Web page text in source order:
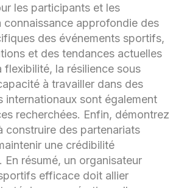
les participants et les
connaissance approfondie des
des événements sportifs,
et des tendances actuelles
flexibilité, la résilience sous
à travailler dans des
internationaux sont également
recherchées. Enfin, démontrez
construire des partenariats
une crédibilité
En résumé, un organisateur
efficace doit allier